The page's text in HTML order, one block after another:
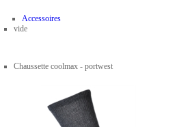
Accessoires
vide
Chaussette coolmax - portwest